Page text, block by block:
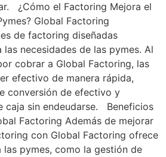
¿Cómo el Factoring Mejora el
Global Factoring
de factoring diseñadas
necesidades de las pymes. Al
cobrar a Global Factoring, las
efectivo de manera rápida,
conversión de efectivo y
caja sin endeudarse. Beneficios
Factoring Además de mejorar
con Global Factoring ofrece
pymes, como la gestión de